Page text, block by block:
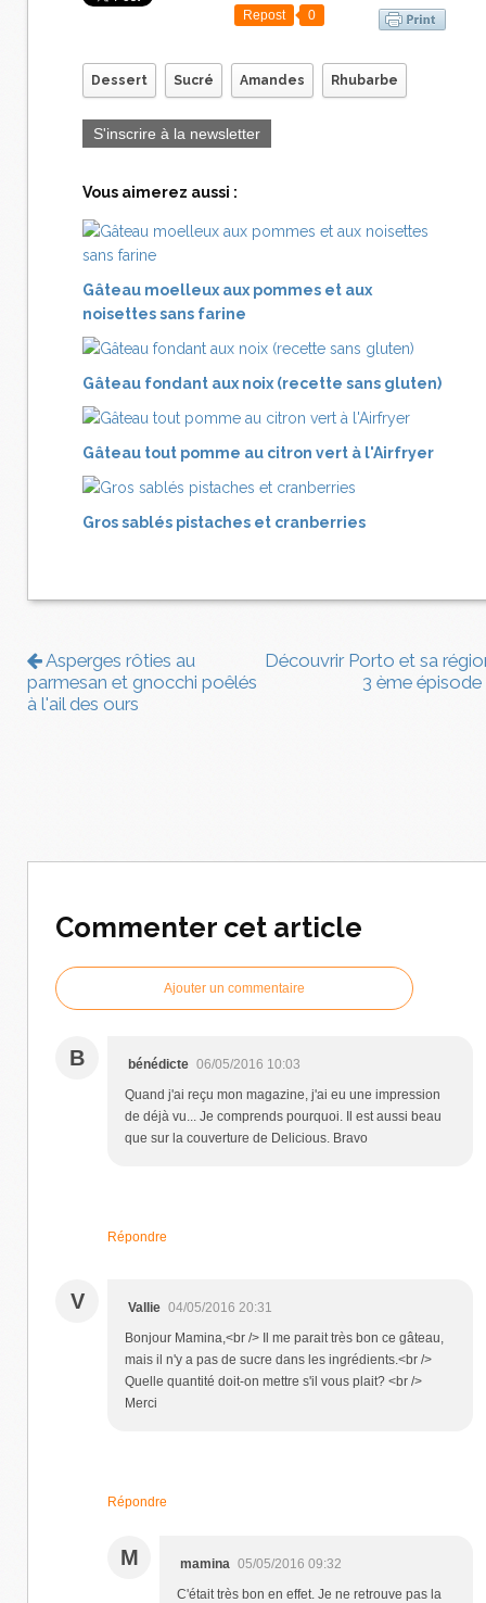
Repost 0
Dessert Sucré Amandes Rhubarbe
S'inscrire à la newsletter
Vous aimerez aussi :
Gâteau moelleux aux pommes et aux
noisettes sans farine
Gâteau fondant aux noix (recette sans gluten)
Gâteau tout pomme au citron vert à l'Airfryer
Gros sablés pistaches et cranberries
Asperges rôties au
parmesan et gnocchi poêlés
à l'ail des ours
Découvrir Porto et sa
3 ème épisode
Commenter cet article
Ajouter un commentaire
B bénédicte 06/05/2016 10:03
Quand j'ai reçu mon magazine, j'ai eu une impression
de déjà vu... Je comprends pourquoi. Il est aussi beau
que sur la couverture de Delicious. Bravo
Répondre
V Vallie 04/05/2016 20:31
Bonjour Mamina,<br /> Il me parait très bon ce gâteau,
mais il n'y a pas de sucre dans les ingrédients.<br />
Quelle quantité doit-on mettre s'il vous plait? <br />
Merci
Répondre
M mamina 05/05/2016 09:32
C'était très bon en effet. Je ne retrouve pas la